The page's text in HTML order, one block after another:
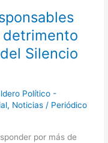
Silencio
Político -
, Noticias / Periódico
por más de